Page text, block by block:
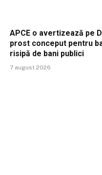
APCE o avertizează pe
prost conceput pentru
risipă de bani publici
7 august 2026